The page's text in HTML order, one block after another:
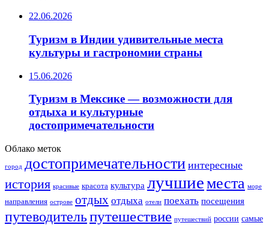
22.06.2026
Туризм в Индии удивительные места
культуры и гастрономии страны
15.06.2026
Туризм в Мексике — возможности для
отдыха и культурные
достопримечательности
Облако меток
город достопримечательности интересные
история красивые красота культура лучшиеместа море
направления острове отдых отдыха отели поехать посещения
путеводительпутешествие путешествий россии самые